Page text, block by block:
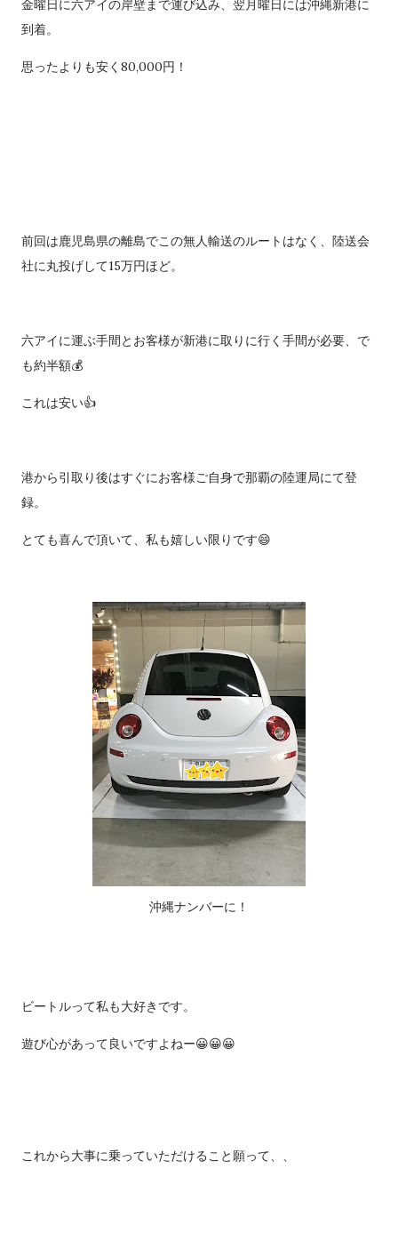
金曜日に六アイの岸壁まで運び込み、翌月曜日には沖縄新港に
到着。
思ったよりも安く80,000円！
前回は鹿児島県の離島でこの無人輸送のルートはなく、陸送会
社に丸投げして15万円ほど。
六アイに運ぶ手間とお客様が新港に取りに行く手間が必要、で
も約半額💰
これは安い👍
港から引取り後はすぐにお客様ご自身で那覇の陸運局にて登
録。
とても喜んで頂いて、私も嬉しい限りです😄
沖縄ナンバーに！
ビートルって私も大好きです。
遊び心があって良いですよねー😀😀😀
これから大事に乗っていただけること願って、、